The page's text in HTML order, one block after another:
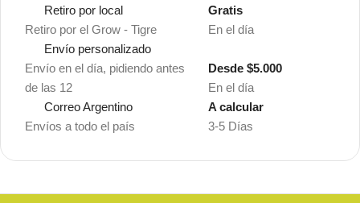
Retiro por local
Retiro por el Grow - Tigre
En el día
Gratis
Envío personalizado
Envío en el día, pidiendo antes
de las 12
En el día
Desde $5.000
Correo Argentino
Envíos a todo el país
3-5 Días
A calcular